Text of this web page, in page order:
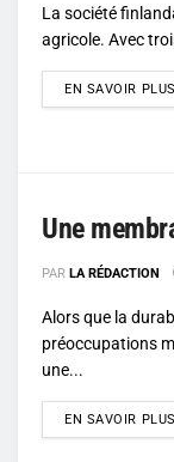
La société
agricole. Avec
EN SAVOIR PLUS
Une
PAR LA RÉDACTION
Alors que la
préoccupations
une...
EN SAVOIR PLUS